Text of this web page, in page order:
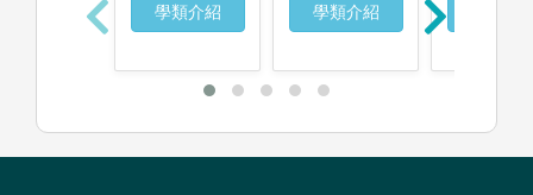
學類介紹 學類介紹